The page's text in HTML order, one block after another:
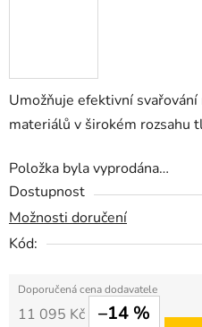
Umožňuje efektivní
materiálů v širokém rozsahu
Položka byla vyprodána…
Dostupnost
Možnosti doručení
Kód:
11 095 Kč –14 %